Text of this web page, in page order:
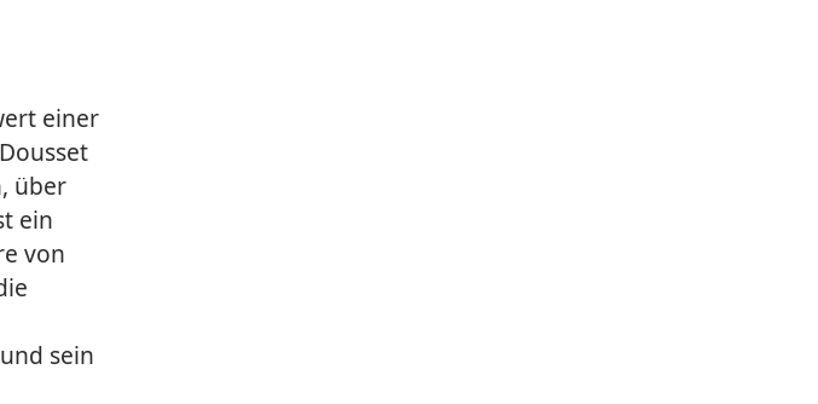
einer
über
ein
von
sein